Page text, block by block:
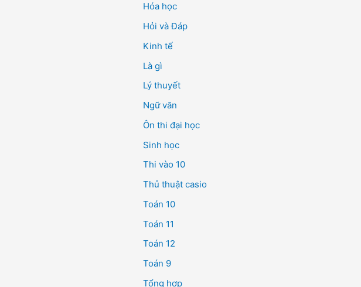
Hóa học
Hỏi và Đáp
Kinh tế
Là gì
Lý thuyết
Ngữ văn
Ôn thi đại học
Sinh học
Thi vào 10
Thủ thuật casio
Toán 10
Toán 11
Toán 12
Toán 9
Tổng hợp